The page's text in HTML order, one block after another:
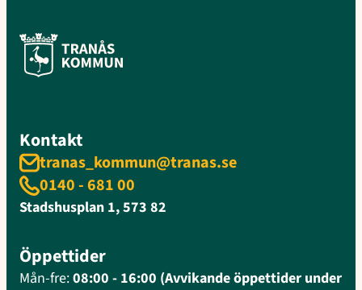
Kontakt
tranas_kommun@tranas.se
0140 - 681 00
Stadshusplan 1, 573 82
Öppettider
Mån-fre:08:00 - 16:00 (Avvikande öppettider under